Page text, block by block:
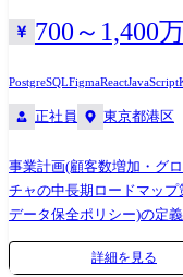
スは完全に決まりきって
す。 そのため「キャリア
在できればと考えております。 ●技術スタック 使用する技術は
ています。 ・データ分析全
Streamlit) ・機械学習(sckit-
LightGBM) ・Deep
LangChain) ・実験管理(Kedro, mlflow,
ング部では以下のような社
ト活用を前提としたアーキ
視・ログ・障害対応を含む
開発・運用プロセスの継
成功に対する高いコミッ
動の前提として、下記のよ
られる方を求めています
像度と当事者意識を持って
超えた、幅広いステークホ
700～1,400
PostgreSQLFigmaReactJavaScript
正社員 東京都港区
事業計画(顧客数増加・グ
チャの中長期ロードマップ
データ保全ポリシー)の定
ルネックの分析・改善と自
計画(FinOps) プロダクト
詳細を見る